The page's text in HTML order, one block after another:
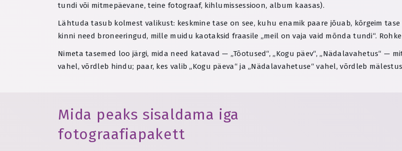
tundi või mitmepäevane, teine fotograaf, kihlumissessioon, album kaasas).
Lähtuda tasub kolmest valikust: keskmine tase on see, kuhu enamik paare jõuab, kõrgeim
kinni need broneeringud, mille muidu kaotaksid fraasile „meil on vaja vaid mõnda tundi“.
Nimeta tasemed loo järgi, mida need katavad — „Tõotused“, „Kogu päev“, „Nädalavahetus“ —
vahel, võrdleb hindu; paar, kes valib „Kogu päeva“ ja „Nädalavahetuse“ vahel, võrdleb
Mida peaks sisaldama iga
fotograafiapakett